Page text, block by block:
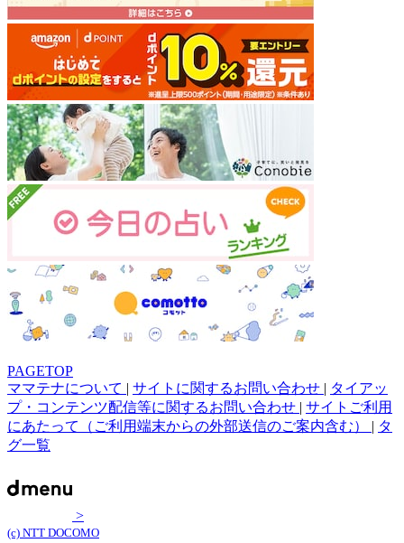
PAGETOP
ママテナについて | サイトに関するお問い合わせ | タイアッ
プ・コンテンツ配信等に関するお問い合わせ | サイトご利用
にあたって（ご利用端末からの外部送信のご案内含む） | タ
グ一覧
>
(c) NTT DOCOMO